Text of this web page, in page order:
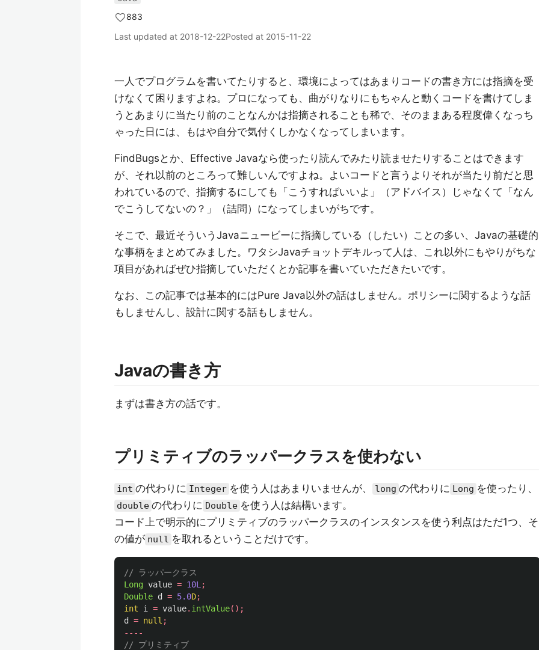
883
Last updated at 2018-12-22Posted at 2015-11-22
一人でプログラムを書いてたりすると、環境によってはあまりコードの書き方には指摘を受
けなくて困りますよね。プロになっても、曲がりなりにもちゃんと動くコードを書けてしま
うとあまりに当たり前のことなんかは指摘されることも稀で、そのままある程度偉くなっち
ゃった日には、もはや自分で気付くしかなくなってしまいます。
FindBugsとか、Effective Javaなら使ったり読んでみたり読ませたりすることはできます
が、それ以前のところって難しいんですよね。よいコードと言うよりそれが当たり前だと思
われているので、指摘するにしても「こうすればいいよ」（アドバイス）じゃなくて「なん
でこうしてないの？」（詰問）になってしまいがちです。
そこで、最近そういうJavaニュービーに指摘している（したい）ことの多い、Javaの基礎的
な事柄をまとめてみました。ワタシJavaチョットデキルって人は、これ以外にもやりがちな
項目があればぜひ指摘していただくとか記事を書いていただきたいです。
なお、この記事では基本的にはPure Java以外の話はしません。ポリシーに関するような話
もしませんし、設計に関する話もしません。
Javaの書き方
まずは書き方の話です。
プリミティブのラッパークラスを使わない
int の代わりに Integer を使う人はあまりいませんが、 long の代わりに Long を使ったり、
double の代わりに Double を使う人は結構います。
コード上で明示的にプリミティブのラッパークラスのインスタンスを使う利点はただ1つ、そ
の値が null を取れるということだけです。
// ラッパークラス
Long value = 10L ;
Double d = 5.0D;
int
i = value. intValue();
d
= null ;
----
// プリミティブ